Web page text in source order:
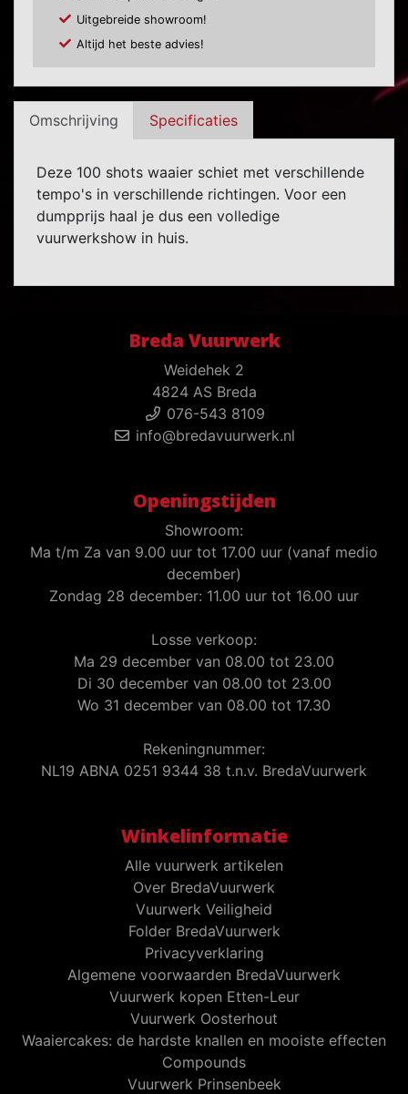
Uitgebreide showroom!
Altijd het beste advies!
Omschrijving Specificaties
Deze 100 shots waaier schiet met verschillende
tempo's in verschillende richtingen. Voor een
dumpprijs haal je dus een volledige
vuurwerkshow in huis.
Breda Vuurwerk
Weidehek 2
4824 AS Breda
076-543 8109
info@bredavuurwerk.nl
Openingstijden
Showroom:
Ma t/m Za van 9.00 uur tot 17.00 uur (vanaf medio
december)
Zondag 28 december: 11.00 uur tot 16.00 uur
Losse verkoop:
Ma 29 december van 08.00 tot 23.00
Di 30 december van 08.00 tot 23.00
Wo 31 december van 08.00 tot 17.30
Rekeningnummer:
NL19 ABNA 0251 9344 38 t.n.v. BredaVuurwerk
Winkelinformatie
Alle vuurwerk artikelen
Over BredaVuurwerk
Vuurwerk Veiligheid
Folder BredaVuurwerk
Privacyverklaring
Algemene voorwaarden BredaVuurwerk
Vuurwerk kopen Etten-Leur
Vuurwerk Oosterhout
Waaiercakes: de hardste knallen en mooiste effecten
Compounds
Vuurwerk Prinsenbeek